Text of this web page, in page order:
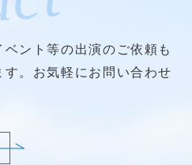
ント等の出演のご依頼も
。お気軽にお問い合わせ